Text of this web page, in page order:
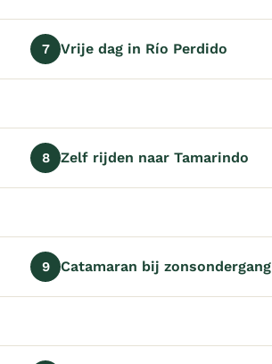
7 Vrije dag in Río Perdido
8 Zelf rijden naar Tamarindo
9 Catamaran bij zonsondergang